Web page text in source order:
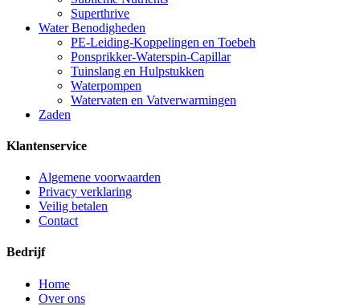
Superthrive
Water Benodigheden
PE-Leiding-Koppelingen en Toebeh
Ponsprikker-Waterspin-Capillar
Tuinslang en Hulpstukken
Waterpompen
Watervaten en Vatverwarmingen
Zaden
Klantenservice
Algemene voorwaarden
Privacy verklaring
Veilig betalen
Contact
Bedrijf
Home
Over ons